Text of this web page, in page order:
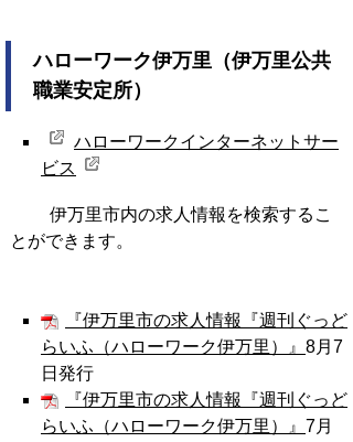
ハローワーク伊万里（伊万里公共
職業安定所）
ハローワークインターネットサー
ビス
伊万里市内の求人情報を検索するこ
とができます。
『伊万里市の求人情報『週刊ぐっど
らいふ（ハローワーク伊万里）』 8月7
日発行
『伊万里市の求人情報『週刊ぐっど
らいふ（ハローワーク伊万里）』 7月